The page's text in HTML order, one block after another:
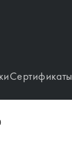
Сертификаты